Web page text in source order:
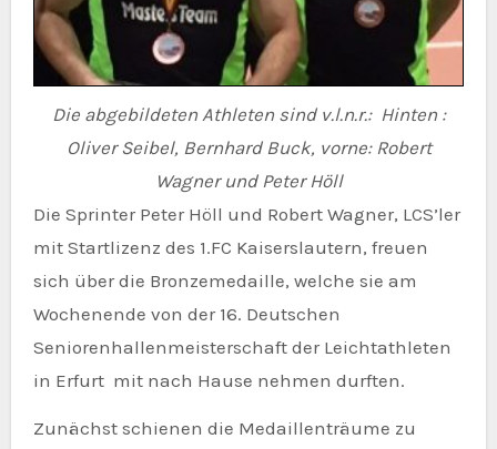
Die abgebildeten Athleten sind v.l.n.r.: Hinten :
Oliver Seibel, Bernhard Buck, vorne: Robert
Wagner und Peter Höll
Die Sprinter Peter Höll und Robert Wagner, LCS’ler
mit Startlizenz des 1.FC Kaiserslautern, freuen
sich über die Bronzemedaille, welche sie am
Wochenende von der 16. Deutschen
Seniorenhallenmeisterschaft der Leichtathleten
in Erfurt mit nach Hause nehmen durften.
Zunächst schienen die Medaillenträume zu